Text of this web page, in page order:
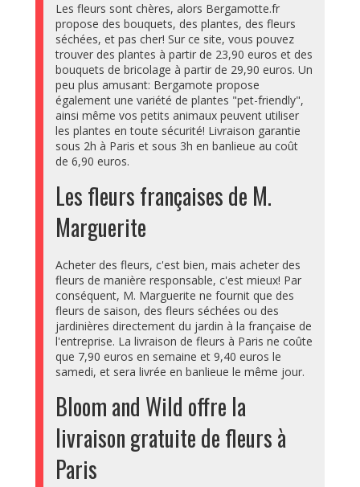
Les fleurs sont chères, alors Bergamotte.fr
propose des bouquets, des plantes, des fleurs
séchées, et pas cher! Sur ce site, vous pouvez
trouver des plantes à partir de 23,90 euros et des
bouquets de bricolage à partir de 29,90 euros. Un
peu plus amusant: Bergamote propose
également une variété de plantes "pet-friendly",
ainsi même vos petits animaux peuvent utiliser
les plantes en toute sécurité! Livraison garantie
sous 2h à Paris et sous 3h en banlieue au coût
de 6,90 euros.
Les fleurs françaises de M.
Marguerite
Acheter des fleurs, c'est bien, mais acheter des
fleurs de manière responsable, c'est mieux! Par
conséquent, M. Marguerite ne fournit que des
fleurs de saison, des fleurs séchées ou des
jardinières directement du jardin à la française de
l'entreprise. La livraison de fleurs à Paris ne coûte
que 7,90 euros en semaine et 9,40 euros le
samedi, et sera livrée en banlieue le même jour.
Bloom and Wild offre la
livraison gratuite de fleurs à
Paris